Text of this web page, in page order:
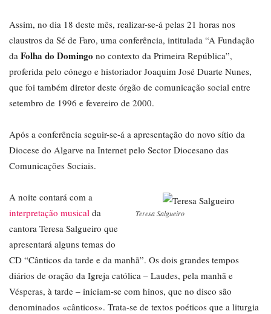
Assim, no dia 18 deste mês, realizar-se-á pelas 21 horas nos
claustros da Sé de Faro, uma conferência, intitulada “A Fundação
da Folha do Domingo no contexto da Primeira República”,
proferida pelo cónego e historiador Joaquim José Duarte Nunes,
que foi também diretor deste órgão de comunicação social entre
setembro de 1996 e fevereiro de 2000.
Após a conferência seguir-se-á a apresentação do novo sítio da
Diocese do Algarve na Internet pelo Sector Diocesano das
Comunicações Sociais.
Teresa Salgueiro
A noite contará com a
interpretação musical da
cantora Teresa Salgueiro que
apresentará alguns temas do
CD “Cânticos da tarde e da manhã”. Os dois grandes tempos
diários de oração da Igreja católica – Laudes, pela manhã e
Vésperas, à tarde – iniciam-se com hinos, que no disco são
denominados «cânticos». Trata-se de textos poéticos que a liturgia